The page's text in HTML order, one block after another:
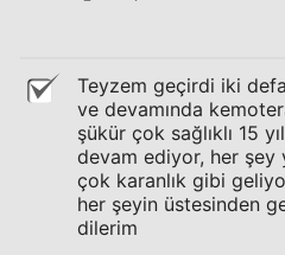
Teyzem geçirdi iki
ve devamında
şükür çok sağlıklı 15
devam ediyor, her şey
çok karanlık gibi
her şeyin üstesinden
dilerim